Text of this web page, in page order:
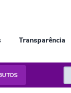
Transparência